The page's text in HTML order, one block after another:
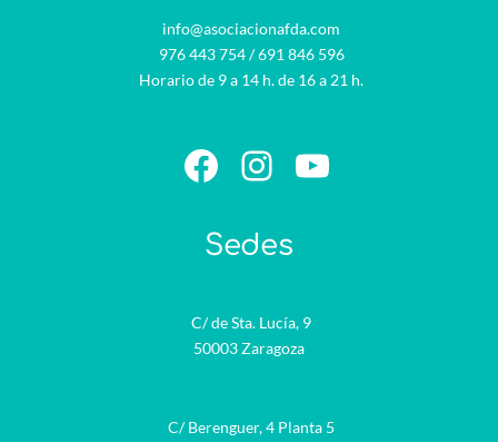
info@asociacionafda.com
976 443 754/691 846 596
Horario de 9 a 14 h. de 16 a 21 h.
Facebook
Instagram
YouTube
Sedes
C/ de Sta. Lucía, 9
50003 Zaragoza
C/ Berenguer, 4 Planta 5